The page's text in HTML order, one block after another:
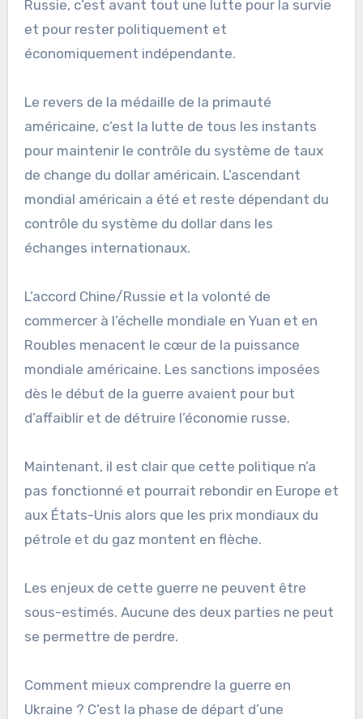
Russie, c’est avant tout une lutte pour la survie
et pour rester politiquement et
économiquement indépendante.
Le revers de la médaille de la primauté
américaine, c’est la lutte de tous les instants
pour maintenir le contrôle du système de taux
de change du dollar américain. L’ascendant
mondial américain a été et reste dépendant du
contrôle du système du dollar dans les
échanges internationaux.
L’accord Chine/Russie et la volonté de
commercer à l’échelle mondiale en Yuan et en
Roubles menacent le cœur de la puissance
mondiale américaine. Les sanctions imposées
dès le début de la guerre avaient pour but
d’affaiblir et de détruire l’économie russe.
Maintenant, il est clair que cette politique n’a
pas fonctionné et pourrait rebondir en Europe et
aux États-Unis alors que les prix mondiaux du
pétrole et du gaz montent en flèche.
Les enjeux de cette guerre ne peuvent être
sous-estimés. Aucune des deux parties ne peut
se permettre de perdre.
Comment mieux comprendre la guerre en
Ukraine ? C’est la phase de départ d’une